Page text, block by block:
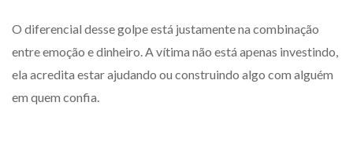
O diferencial desse golpe está justamente na combinação
entre emoção e dinheiro. A vítima não está apenas investindo,
ela acredita estar ajudando ou construindo algo com alguém
em quem confia.